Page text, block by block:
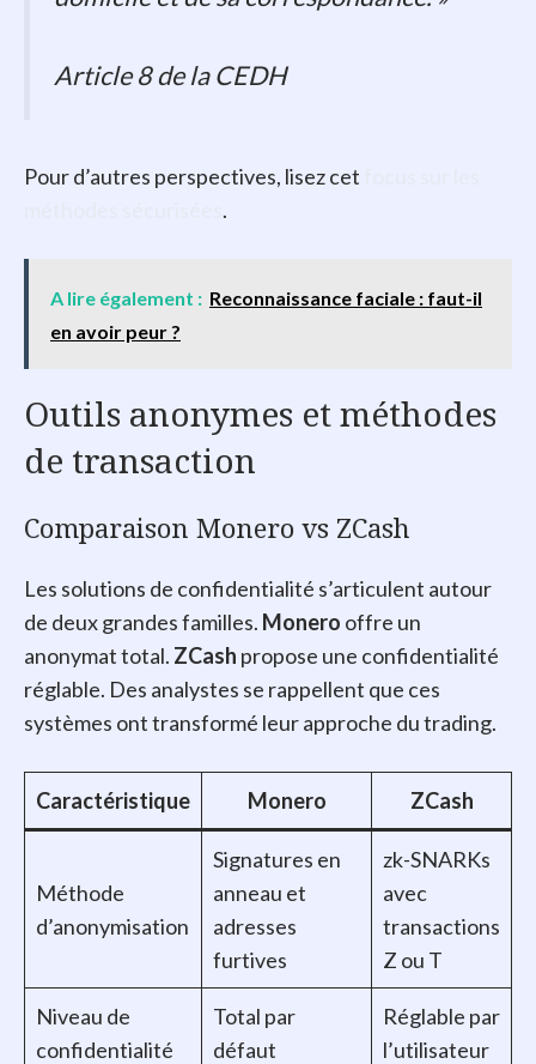
Article 8 de la CEDH
Pour d’autres perspectives, lisez cet
.
A lire également : Reconnaissance faciale : faut-il
en avoir peur ?
Outils anonymes et méthodes
de transaction
Comparaison Monero vs ZCash
Les solutions de confidentialité s’articulent autour
de deux grandes familles. Monero offre un
anonymat total. ZCash propose une confidentialité
réglable. Des analystes se rappellent que ces
systèmes ont transformé leur approche du trading.
Caractéristique Monero ZCash
Méthode
d’anonymisation
Signatures en
anneau et
adresses
furtives
zk-SNARKs
avec
transactions
Z ou T
Niveau de
confidentialité
Total par
défaut
Réglable par
l’utilisateur